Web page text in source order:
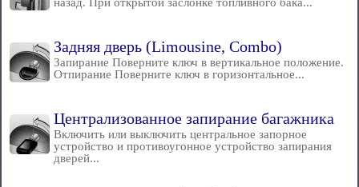
Задняя дверь (Limousine, Combo)
Запирание Поверните ключ в вертикальное положение.
Отпирание Поверните ключ в горизонтальное...
Централизованное запирание багажника
Включить или выключить центральное запорное
устройство и противоугонное устройство запирания
дверей...